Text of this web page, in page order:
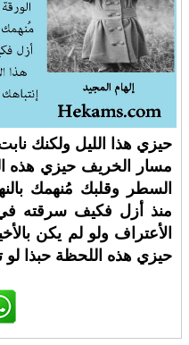
حيزي هذا الليل ولكنك
مسار الخريف حيزي هذه
السطر وقلبك مُنهمك
منذ أزل فكيف سرقته
الأعتراف ولو لم يكن
حيزي هذه اللحظة حبذا لو